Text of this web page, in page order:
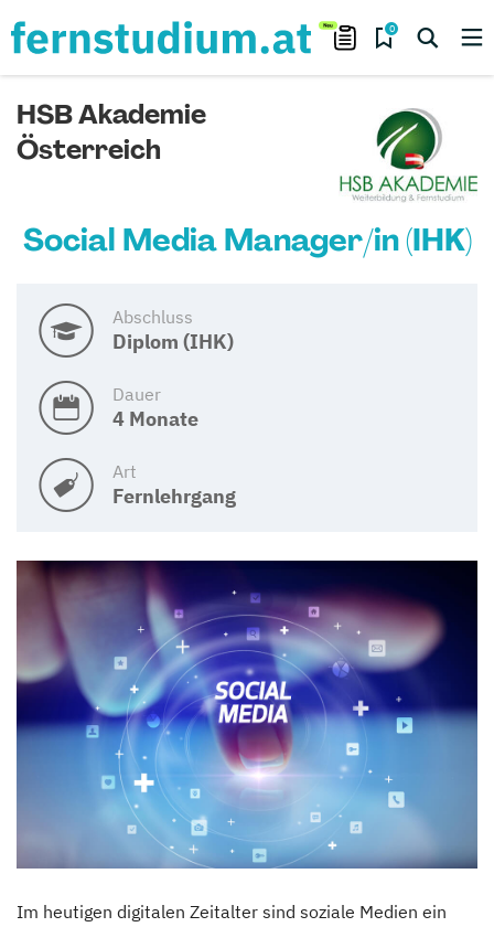
0
HSB Akademie
Österreich
Social Media Manager/in (IHK)
Abschluss
Diplom (IHK)
Dauer
4 Monate
Art
Fernlehrgang
Im heutigen digitalen Zeitalter sind soziale Medien ein